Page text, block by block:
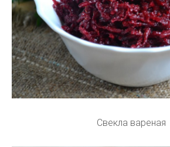
Свекла вареная